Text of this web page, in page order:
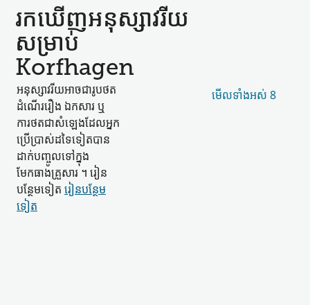
រកឃើញ​អនុស្សាវរីយ​
សម្រាប់
Korfhagen
អនុស្សាវរីយ​អាច​ជា​រូបថត
ដំណើររឿង ឯកសារ ឬ​
ការថត​ជា​សំឡេង​ដែល​អ្នក
ប្រើប្រាស់​ដទៃទៀត​បាន​
ដាក់​បញ្ចូល​ទៅក្នុង​
មែកធាង​គ្រួសារ ។ រៀន​
បន្ថែម​ទៀត រៀន​បន្ថែម​
ទៀត
មើល​ទាំងអស់ 8